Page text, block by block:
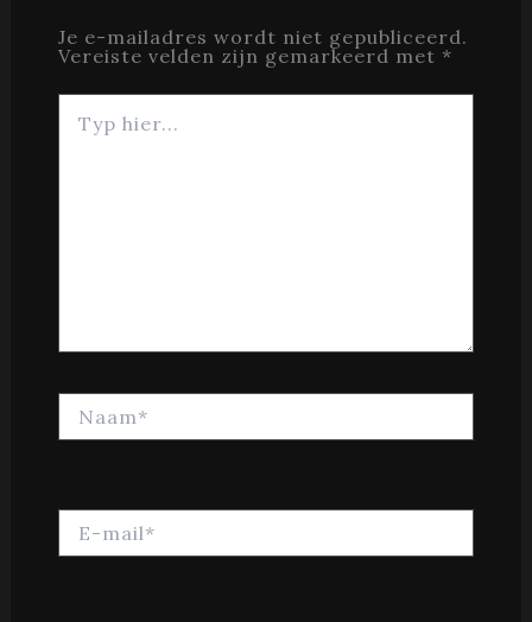
Je e-mailadres wordt niet gepubliceerd.
Vereiste velden zijn gemarkeerd met *
hier...
mail*